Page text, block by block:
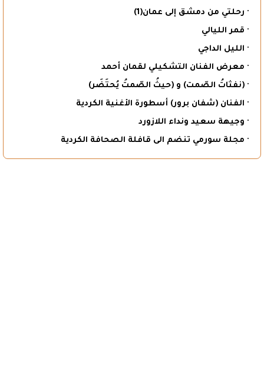
· رحلتي من دمشق إلى عمان(1)
· قمر الليالي
· الليل الداجي
· معرض الفنان التشكيلي لقمان أحمد
· (نفثاتُ الصّمت) و (حيثُ الصّمتُ يُحتَضَر)
· الفنان (شفان برور) أسطورة الأغنية الكردية
· وجيهة سعيد ونداء اللازورد
· مجلة سورمي تنضم الى قافلة الصحافة الكردية